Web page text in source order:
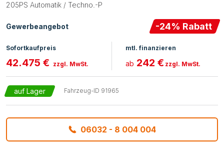
205PS Automatik / Techno.-P
Gewerbeangebot -24% Rabatt
Sofortkaufpreis
42.475 € zzgl. MwSt.
mtl. finanzieren
ab 242 € zzgl. MwSt.
auf Lager Fahrzeug-ID 91965
06032 - 8 004 004